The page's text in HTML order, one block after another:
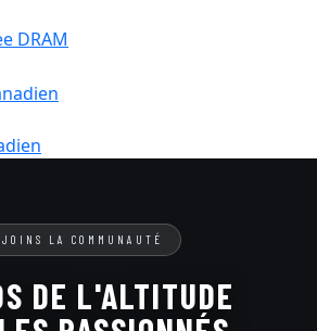
DRAM
LA COMMUNAUTÉ
DE L'ALTITUDE